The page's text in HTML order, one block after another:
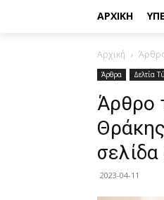
ΑΡΧΙΚΉ
Αρχική
Άρθρα Δελτία
Άρθρο
2023-04-11